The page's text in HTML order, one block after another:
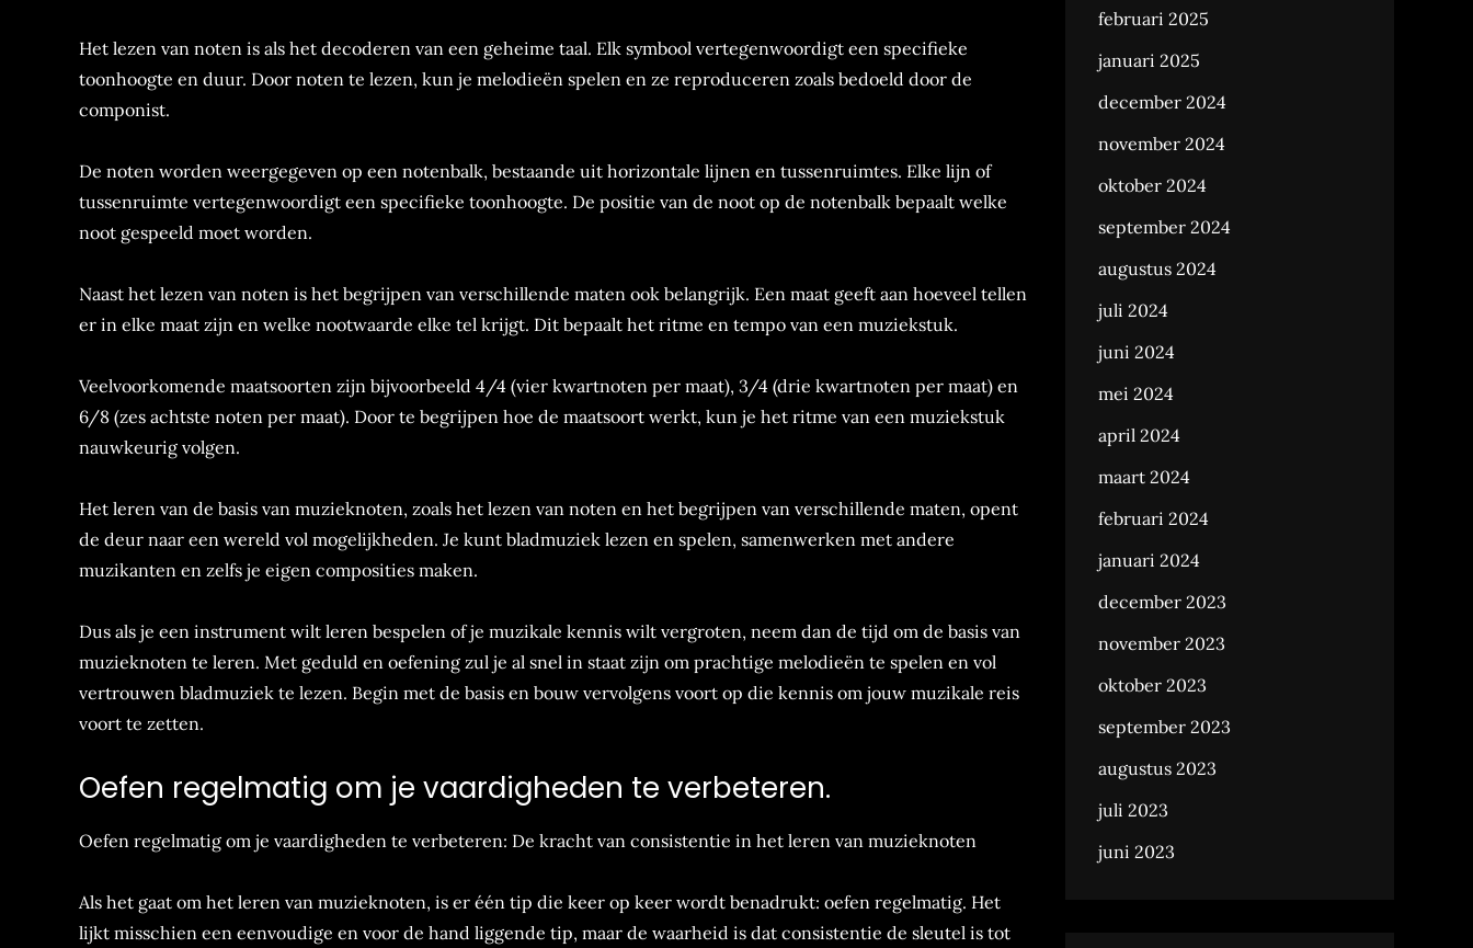
Het lezen van noten is als het decoderen van een geheime taal. Elk symbool vertegenwoordigt een specifieke
toonhoogte en duur. Door noten te lezen, kun je melodieën spelen en ze reproduceren zoals bedoeld door de
componist.
De noten worden weergegeven op een notenbalk, bestaande uit horizontale lijnen en tussenruimtes. Elke lijn of
tussenruimte vertegenwoordigt een specifieke toonhoogte. De positie van de noot op de notenbalk bepaalt welke
noot gespeeld moet worden.
Naast het lezen van noten is het begrijpen van verschillende maten ook belangrijk. Een maat geeft aan hoeveel tellen
er in elke maat zijn en welke nootwaarde elke tel krijgt. Dit bepaalt het ritme en tempo van een muziekstuk.
Veelvoorkomende maatsoorten zijn bijvoorbeeld 4/4 (vier kwartnoten per maat), 3/4 (drie kwartnoten per maat) en
6/8 (zes achtste noten per maat). Door te begrijpen hoe de maatsoort werkt, kun je het ritme van een muziekstuk
nauwkeurig volgen.
Het leren van de basis van muzieknoten, zoals het lezen van noten en het begrijpen van verschillende maten, opent
de deur naar een wereld vol mogelijkheden. Je kunt bladmuziek lezen en spelen, samenwerken met andere
muzikanten en zelfs je eigen composities maken.
Dus als je een instrument wilt leren bespelen of je muzikale kennis wilt vergroten, neem dan de tijd om de basis van
muzieknoten te leren. Met geduld en oefening zul je al snel in staat zijn om prachtige melodieën te spelen en vol
vertrouwen bladmuziek te lezen. Begin met de basis en bouw vervolgens voort op die kennis om jouw muzikale reis
voort te zetten.
Oefen regelmatig om je vaardigheden te verbeteren.
Oefen regelmatig om je vaardigheden te verbeteren: De kracht van consistentie in het leren van muzieknoten
Als het gaat om het leren van muzieknoten, is er één tip die keer op keer wordt benadrukt: oefen regelmatig. Het
lijkt misschien een eenvoudige en voor de hand liggende tip, maar de waarheid is dat consistentie de sleutel is tot
februari 2025
januari 2025
december 2024
november 2024
oktober 2024
september 2024
augustus 2024
juli 2024
juni 2024
mei 2024
april 2024
maart 2024
februari 2024
januari 2024
december 2023
november 2023
oktober 2023
september 2023
augustus 2023
juli 2023
juni 2023